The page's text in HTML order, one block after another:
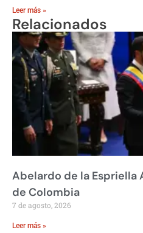
Leer más »
Relacionados
Abelardo de la Espriella
de Colombia
7 de agosto, 2026
Leer más »